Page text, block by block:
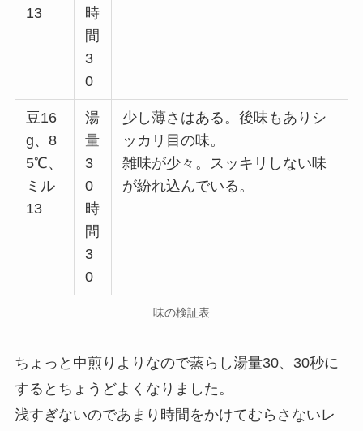
13
時
間
3
0
豆16
g、8
5℃、
ミル
13
湯
量
3
0
時
間
3
0
少し薄さはある。後味もありシ
ッカリ目の味。
雑味が少々。スッキリしない味
が紛れ込んでいる。
味の検証表
ちょっと中煎りよりなので蒸らし湯量30、30秒に
するとちょうどよくなりました。
浅すぎないのであまり時間をかけてむらさないレ